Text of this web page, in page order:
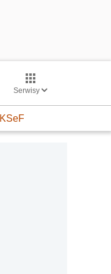
Serwisy
KSeF